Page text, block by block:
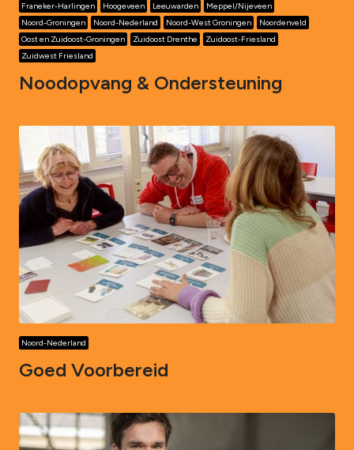
Franeker-Harlingen
Hoogeveen Leeuwarden
Meppel/Nijeveen
Noord-Groningen
Noord-Nederland Noord-West Groningen
Noordenveld
Oost en Zuidoost-Groningen
Zuidoost Drenthe
Zuidoost-Friesland
Zuidwest Friesland
Noodopvang & Ondersteuning
Noord-Nederland
Goed Voorbereid